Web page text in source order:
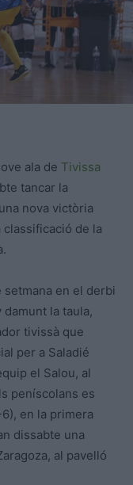
ala de Tivissa
tancar la
nova victòria
de la
en el derbi
damunt la taula,
tivissà que
per a Saladié
el Salou, al
peníscolans es
en la primera
dissabte una
al pavelló